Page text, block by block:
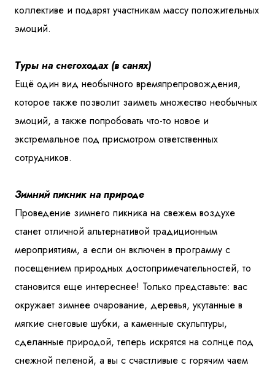
коллективе и подарят участникам массу положительных
эмоций.
Туры на снегоходах (в санях)
Ещё один вид необычного времяпрепровождения,
которое также позволит заиметь множество необычных
эмоций, а также попробовать что-то новое и
экстремальное под присмотром ответственных
сотрудников.
Зимний пикник на природе
Проведение зимнего пикника на свежем воздухе
станет отличной альтернативой традиционным
мероприятиям, а если он включен в программу с
посещением природных достопримечательностей, то
становится еще интереснее! Только представьте: вас
окружает зимнее очарование, деревья, укутанные в
мягкие снеговые шубки, а каменные скульптуры,
сделанные природой, теперь искрятся на солнце под
снежной пеленой, а вы с счастливые с горячим чаем